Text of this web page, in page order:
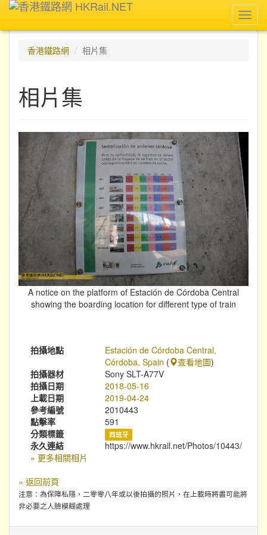
香港鐵路網
相片集
相片集
A notice on the platform of Estación de Córdoba Central
showing the boarding location for different type of train
拍攝地點
Estación de Córdoba Central,
Córdoba, Spain ( 查看地圖)
拍攝器材
Sony SLT-A77V
拍攝日期
2018-05-16
上載日期
2019-04-24
參考編號
2010443
點擊率
591
分類標籤
西班牙
永久連結
https://www.hkrail.net/Photos/10443/
» 更多相關相片
« 返回前頁
注意：為保障私隱，二零零八年或以後拍攝的照片，在上載時將盡可能將
非必要之人臉模糊處理